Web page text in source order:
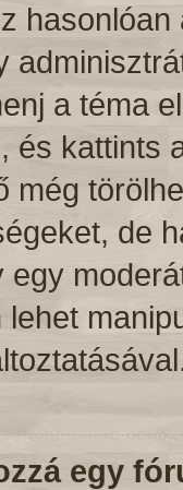
a téma
és kattints
még
de
egy
egy